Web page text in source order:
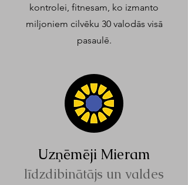
kontrolei, fitnesam, ko izmanto
miljoniem cilvēku 30 valodās visā
pasaulē.
Uzņēmēji Mieram
līdzdibinātājs un valdes